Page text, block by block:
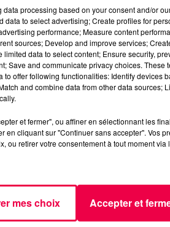
data processing based on your consent and/or
data to select advertising; Create profiles for
performance; Measure content
sources; Develop and improve services;
data to select content; Ensure security,
Save and communicate privacy choices. These
to offer following functionalities: Identify devices
and combine data from other data sources;
et fermer", ou affiner en sélectionnant les
en cliquant sur "Continuer sans accepter". Vos
ou retirer votre consentement à tout moment
mes choix Accepter et